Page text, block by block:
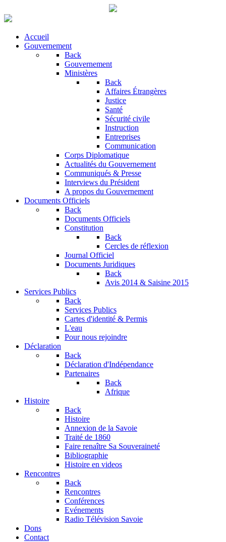
Accueil
Gouvernement
Back
Gouvernement
Ministères
Back
Affaires Étrangères
Justice
Santé
Sécurité civile
Instruction
Entreprises
Communication
Corps Diplomatique
Actualités du Gouvernement
Communiqués & Presse
Interviews du Président
A propos du Gouvernement
Documents Officiels
Back
Documents Officiels
Constitution
Back
Cercles de réflexion
Journal Officiel
Documents Juridiques
Back
Avis 2014 & Saisine 2015
Services Publics
Back
Services Publics
Cartes d'identité & Permis
L'eau
Pour nous rejoindre
Déclaration
Back
Déclaration d'Indépendance
Partenaires
Back
Afrique
Histoire
Back
Histoire
Annexion de la Savoie
Traité de 1860
Faire renaître Sa Souveraineté
Bibliographie
Histoire en videos
Rencontres
Back
Rencontres
Conférences
Evénements
Radio Télévision Savoie
Dons
Contact